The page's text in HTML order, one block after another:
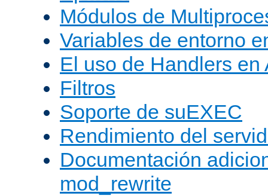
Módulos de
Variables de entorno
El uso de Handlers en
Filtros
Soporte de suEXEC
Rendimiento del
Documentación
mod_rewrite